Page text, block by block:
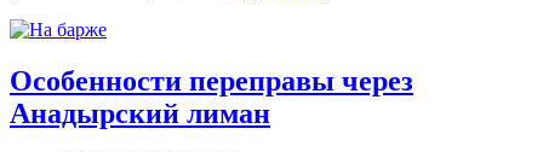
Особенности переправы через
Анадырский лиман